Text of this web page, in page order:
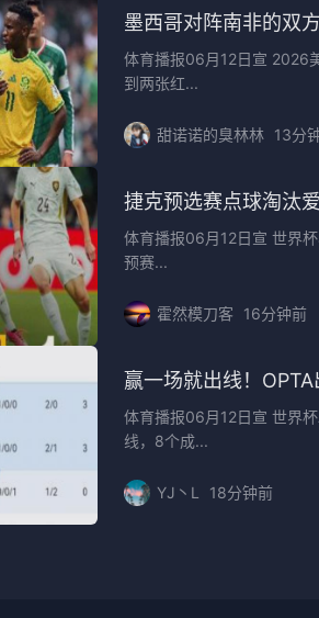
墨西哥对阵南非的双
体育播报06月12日宣 2026
到两张红...
甜诺诺的臭林林 13分
捷克预选赛点球淘汰
体育播报06月12日宣 世界
预赛...
霍然模刀客 16分钟前
赢一场就出线！
体育播报06月12日宣 世界
线，8个成...
YJ丶L 18分钟前